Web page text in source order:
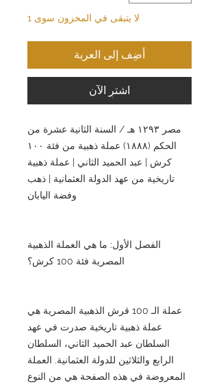
لا يتبقى في المخزون سوى 1
أضِف إلى العربة
اشترِ الآن
مصر ١٢٩٣ هـ / السنة الثانية عشرة من
الحكم (١٨٨٨) عملة ذهبية من فئة ١٠٠
كرش | عبد الحميد الثاني | عملة ذهبية
تاريخية من عهد الدولة العثمانية | ذهب
وفضة اليابان
الفصل الأول: ما هي العملة الذهبية
المصرية فئة 100 كرش؟
عملة الـ 100 قرش الذهبية المصرية هي
عملة ذهبية تاريخية صدرت في عهد
السلطان عبد الحميد الثاني، السلطان
الرابع والثلاثين للدولة العثمانية. العملة
المعروضة في هذه الصفحة هي من النوع